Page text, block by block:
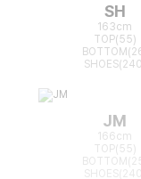
SH
163cm
TOP(55)
JM
166cm
TOP(55)